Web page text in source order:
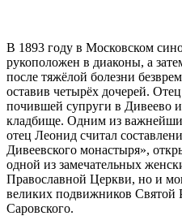
В 1893 году в Московском
рукоположен в диаконы, а
после тяжёлой болезни
оставив четырёх дочерей.
почившей супруги в Дивеево
кладбище. Одним из
отец Леонид считал
Дивеевского монастыря»,
одной из замечательных
Православной Церкви, но и
великих подвижников Святой
Саровского.